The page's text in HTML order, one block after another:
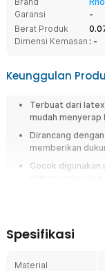
Garansi
-
Berat Produk
Dimensi Kemasan : -
Keunggulan
Terbuat dari
mudah
Dirancang
memberikan
Cocok
memakai sepatu
empuk serta desain
Spesifikasi
Material